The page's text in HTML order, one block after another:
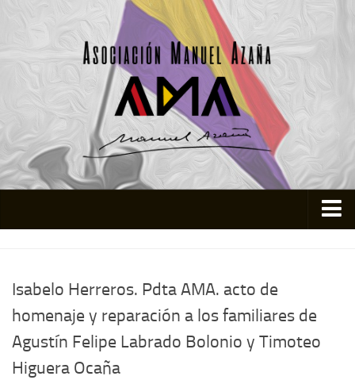
Actividades
Isabelo Herreros. Pdta AMA. acto de
homenaje y reparación a los familiares de
Agustín Felipe Labrado Bolonio y Timoteo
Higuera Ocaña